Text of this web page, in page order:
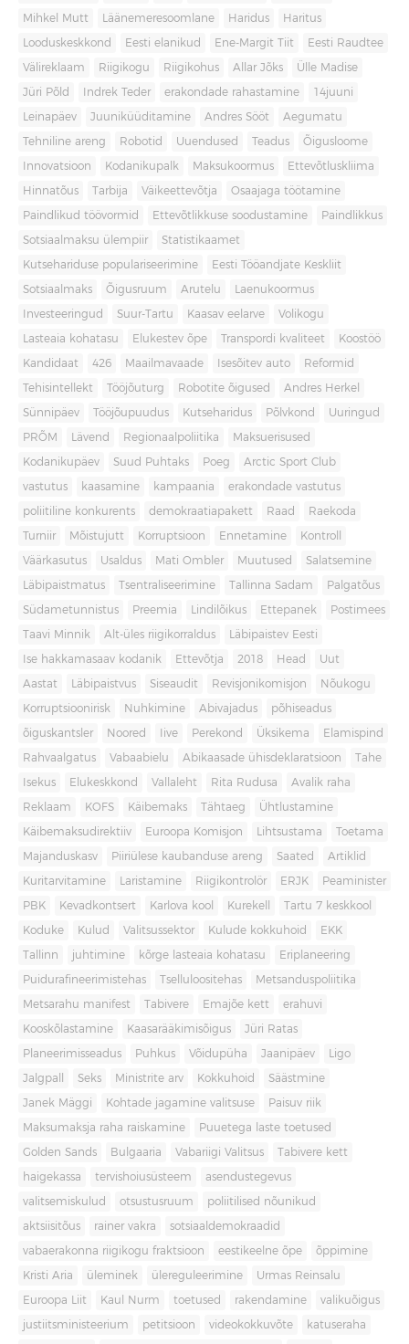
Mihkel Mutt Läänemeresoomlane Haridus Haritus
Looduskeskkond Eesti elanikud Ene-Margit Tiit Eesti Raudtee
Välireklaam Riigikogu Riigikohus Allar Jõks Ülle Madise
Jüri Põld Indrek Teder erakondade rahastamine 14juuni
Leinapäev Juuniküüditamine Andres Sööt Aegumatu
Tehniline areng Robotid Uuendused Teadus Õigusloome
Innovatsioon Kodanikupalk Maksukoormus Ettevõtluskliima
Hinnatõus Tarbija Väikeettevõtja Osaajaga töötamine
Paindlikud töövormid Ettevõtlikkuse soodustamine Paindlikkus
Sotsiaalmaksu ülempiir Statistikaamet
Kutsehariduse populariseerimine Eesti Tööandjate Keskliit
Sotsiaalmaks Õigusruum Arutelu Laenukoormus
Investeeringud Suur-Tartu Kaasav eelarve Volikogu
Lasteaia kohatasu Elukestev õpe Transpordi kvaliteet Koostöö
Kandidaat 426 Maailmavaade Isesõitev auto Reformid
Tehisintellekt Tööjõuturg Robotite õigused Andres Herkel
Sünnipäev Tööjõupuudus Kutseharidus Põlvkond Uuringud
PRÕM Lävend Regionaalpoliitika Maksuerisused
Kodanikupäev Suud Puhtaks Poeg Arctic Sport Club
vastutus kaasamine kampaania erakondade vastutus
poliitiline konkurents demokraatiapakett Raad Raekoda
Turniir Mõistujutt Korruptsioon Ennetamine Kontroll
Väärkasutus Usaldus Mati Ombler Muutused Salatsemine
Läbipaistmatus Tsentraliseerimine Tallinna Sadam Palgatõus
Südametunnistus Preemia Lindilõikus Ettepanek Postimees
Taavi Minnik Alt-üles riigikorraldus Läbipaistev Eesti
Ise hakkamasaav kodanik Ettevõtja 2018 Head Uut
Aastat Läbipaistvus Siseaudit Revisjonikomisjon Nõukogu
Korruptsioonirisk Nuhkimine Abivajadus põhiseadus
õiguskantsler Noored Iive Perekond Üksikema Elamispind
Rahvaalgatus Vabaabielu Abikaasade ühisdeklaratsioon Tahe
Isekus Elukeskkond Vallaleht Rita Rudusa Avalik raha
Reklaam KOFS Käibemaks Tähtaeg Ühtlustamine
Käibemaksudirektiiv Euroopa Komisjon Lihtsustama Toetama
Majanduskasv Piiriülese kaubanduse areng Saated Artiklid
Kuritarvitamine Laristamine Riigikontrolör ERJK Peaminister
PBK Kevadkontsert Karlova kool Kurekell Tartu 7 keskkool
Koduke Kulud Valitsussektor Kulude kokkuhoid EKK
Tallinn juhtimine kõrge lasteaia kohatasu Eriplaneering
Puidurafineerimistehas Tselluloositehas Metsanduspoliitika
Metsarahu manifest Tabivere Emajõe kett erahuvi
Kooskõlastamine Kaasarääkimisõigus Jüri Ratas
Planeerimisseadus Puhkus Võidupüha Jaanipäev Ligo
Jalgpall Seks Ministrite arv Kokkuhoid Säästmine
Janek Mäggi Kohtade jagamine valitsuse Paisuv riik
Maksumaksja raha raiskamine Puuetega laste toetused
Golden Sands Bulgaaria Vabariigi Valitsus Tabivere kett
haigekassa tervishoiusüsteem asendustegevus
valitsemiskulud otsustusruum poliitilised nõunikud
aktsiisitõus rainer vakra sotsiaaldemokraadid
vabaerakonna riigikogu fraktsioon eestikeelne õpe õppimine
Kristi Aria üleminek ülereguleerimine Urmas Reinsalu
Euroopa Liit Kaul Nurm toetused rakendamine valikuõigus
justiitsministeerium petitsioon videokokkuvõte katuseraha